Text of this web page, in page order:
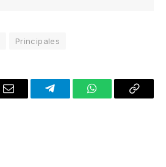
Principales
Email TelegramWhatsAppCopy